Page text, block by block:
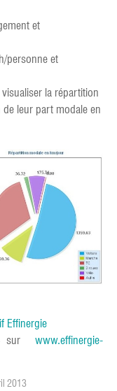
et
personne et
la répartition
leur part modale en
Effinergie
sur
www.effinergie-
2013